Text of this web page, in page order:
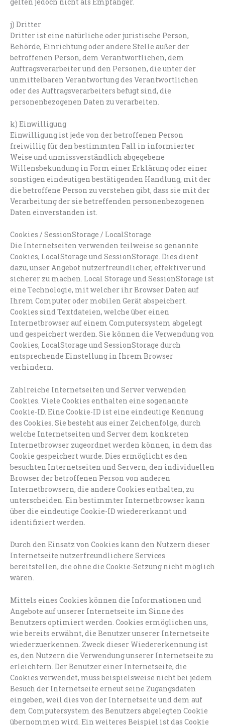
j) Dritter
Dritter ist eine natürliche oder juristische Person,
Behörde, Einrichtung oder andere Stelle außer der
betroffenen Person, dem Verantwortlichen, dem
Auftragsverarbeiter und den Personen, die unter der
unmittelbaren Verantwortung des Verantwortlichen
oder des Auftragsverarbeiters befugt sind, die
personenbezogenen Daten zu verarbeiten.
k) Einwilligung
Einwilligung ist jede von der betroffenen Person
freiwillig für den bestimmten Fall in informierter
Weise und unmissverständlich abgegebene
Willensbekundung in Form einer Erklärung oder einer
sonstigen eindeutigen bestätigenden Handlung, mit der
die betroffene Person zu verstehen gibt, dass sie mit der
Verarbeitung der sie betreffenden personenbezogenen
Daten einverstanden ist.
Cookies / SessionStorage / LocalStorage
Die Internetseiten verwenden teilweise so genannte
Cookies, LocalStorage und SessionStorage. Dies dient
dazu, unser Angebot nutzerfreundlicher, effektiver und
sicherer zu machen. Local Storage und SessionStorage ist
eine Technologie, mit welcher ihr Browser Daten auf
Ihrem Computer oder mobilen Gerät abspeichert.
Cookies sind Textdateien, welche über einen
Internetbrowser auf einem Computersystem abgelegt
und gespeichert werden. Sie können die Verwendung von
Cookies, LocalStorage und SessionStorage durch
entsprechende Einstellung in Ihrem Browser
verhindern.
Zahlreiche Internetseiten und Server verwenden
Cookies. Viele Cookies enthalten eine sogenannte
Cookie-ID. Eine Cookie-ID ist eine eindeutige Kennung
des Cookies. Sie besteht aus einer Zeichenfolge, durch
welche Internetseiten und Server dem konkreten
Internetbrowser zugeordnet werden können, in dem das
Cookie gespeichert wurde. Dies ermöglicht es den
besuchten Internetseiten und Servern, den individuellen
Browser der betroffenen Person von anderen
Internetbrowsern, die andere Cookies enthalten, zu
unterscheiden. Ein bestimmter Internetbrowser kann
über die eindeutige Cookie-ID wiedererkannt und
identifiziert werden.
Durch den Einsatz von Cookies kann den Nutzern dieser
Internetseite nutzerfreundlichere Services
bereitstellen, die ohne die Cookie-Setzung nicht möglich
wären.
Mittels eines Cookies können die Informationen und
Angebote auf unserer Internetseite im Sinne des
Benutzers optimiert werden. Cookies ermöglichen uns,
wie bereits erwähnt, die Benutzer unserer Internetseite
wiederzuerkennen. Zweck dieser Wiedererkennung ist
es, den Nutzern die Verwendung unserer Internetseite zu
erleichtern. Der Benutzer einer Internetseite, die
Cookies verwendet, muss beispielsweise nicht bei jedem
Besuch der Internetseite erneut seine Zugangsdaten
eingeben, weil dies von der Internetseite und dem auf
dem Computersystem des Benutzers abgelegten Cookie
übernommen wird. Ein weiteres Beispiel ist das Cookie